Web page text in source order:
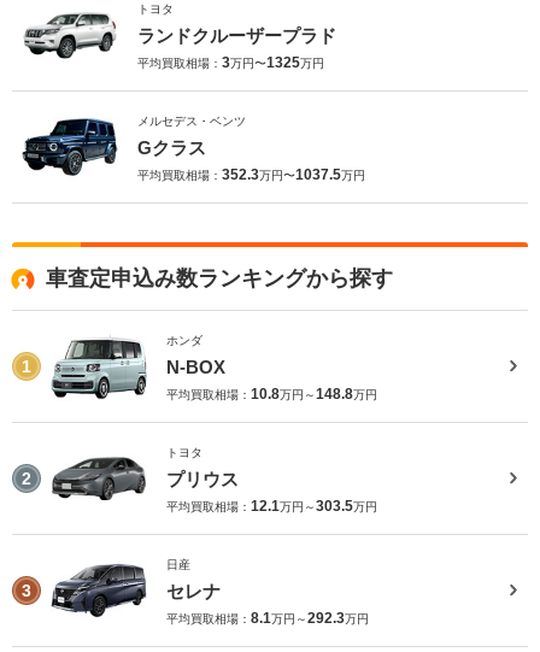
トヨタ
ランドクルーザープラド
平均買取相場： 3万円〜1325万円
メルセデス・ベンツ
Gクラス
平均買取相場： 352.3万円〜1037.5万円
車査定申込み数ランキングから探す
1
ホンダ
N-BOX
平均買取相場： 10.8万円～148.8万円
2
トヨタ
プリウス
平均買取相場： 12.1万円～303.5万円
3
日産
セレナ
平均買取相場： 8.1万円～292.3万円